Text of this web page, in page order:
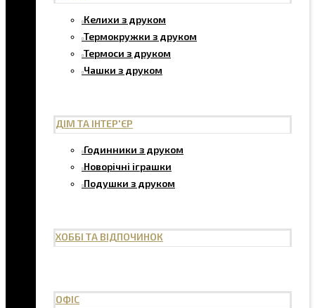
Келихи з друком
Термокружки з друком
Термоси з друком
Чашки з друком
ДІМ ТА ІНТЕР'ЄР
Годинники з друком
Новорічні іграшки
Подушки з друком
ХОББІ ТА ВІДПОЧИНОК
ОФІС